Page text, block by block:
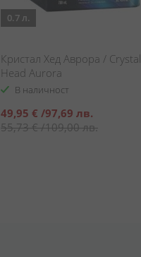
0.7 л.
Кристал Хед Аврора / Crystal
Head Aurora
В наличност
Специална
цена
49,95 € /97,69 лв.
55,73 €/109,00 лв.